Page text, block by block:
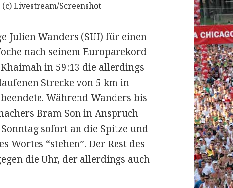
Livestream/Screenshot
Julien Wanders (SUI) für einen
nach seinem Europarekord
in 59:13 die allerdings
Strecke von 5 km in
Während Wanders bis
Bram Son in Anspruch
sofort an die Spitze und
Wortes “stehen”. Der Rest des
die Uhr, der allerdings auch